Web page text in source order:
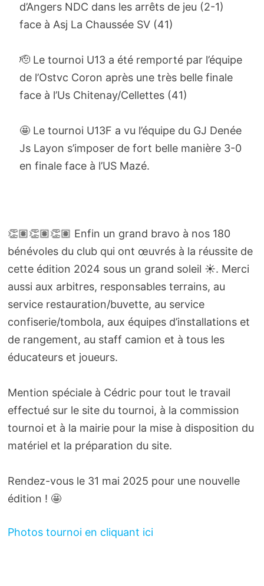
d’Angers NDC dans les arrêts de jeu (2-1)
face à Asj La Chaussée SV (41)
🫡 Le tournoi U13 a été remporté par l’équipe
de l’Ostvc Coron après une très belle finale
face à l’Us Chitenay/Cellettes (41)
🤩 Le tournoi U13F a vu l’équipe du GJ Denée
Js Layon s’imposer de fort belle manière 3-0
en finale face à l’US Mazé.
👏🏽👏🏽👏🏽 Enfin un grand bravo à nos 180
bénévoles du club qui ont œuvrés à la réussite de
cette édition 2024 sous un grand soleil ☀️. Merci
aussi aux arbitres, responsables terrains, au
service restauration/buvette, au service
confiserie/tombola, aux équipes d’installations et
de rangement, au staff camion et à tous les
éducateurs et joueurs.
Mention spéciale à Cédric pour tout le travail
effectué sur le site du tournoi, à la commission
tournoi et à la mairie pour la mise à disposition du
matériel et la préparation du site.
Rendez-vous le 31 mai 2025 pour une nouvelle
édition ! 🤩
Photos tournoi en cliquant ici